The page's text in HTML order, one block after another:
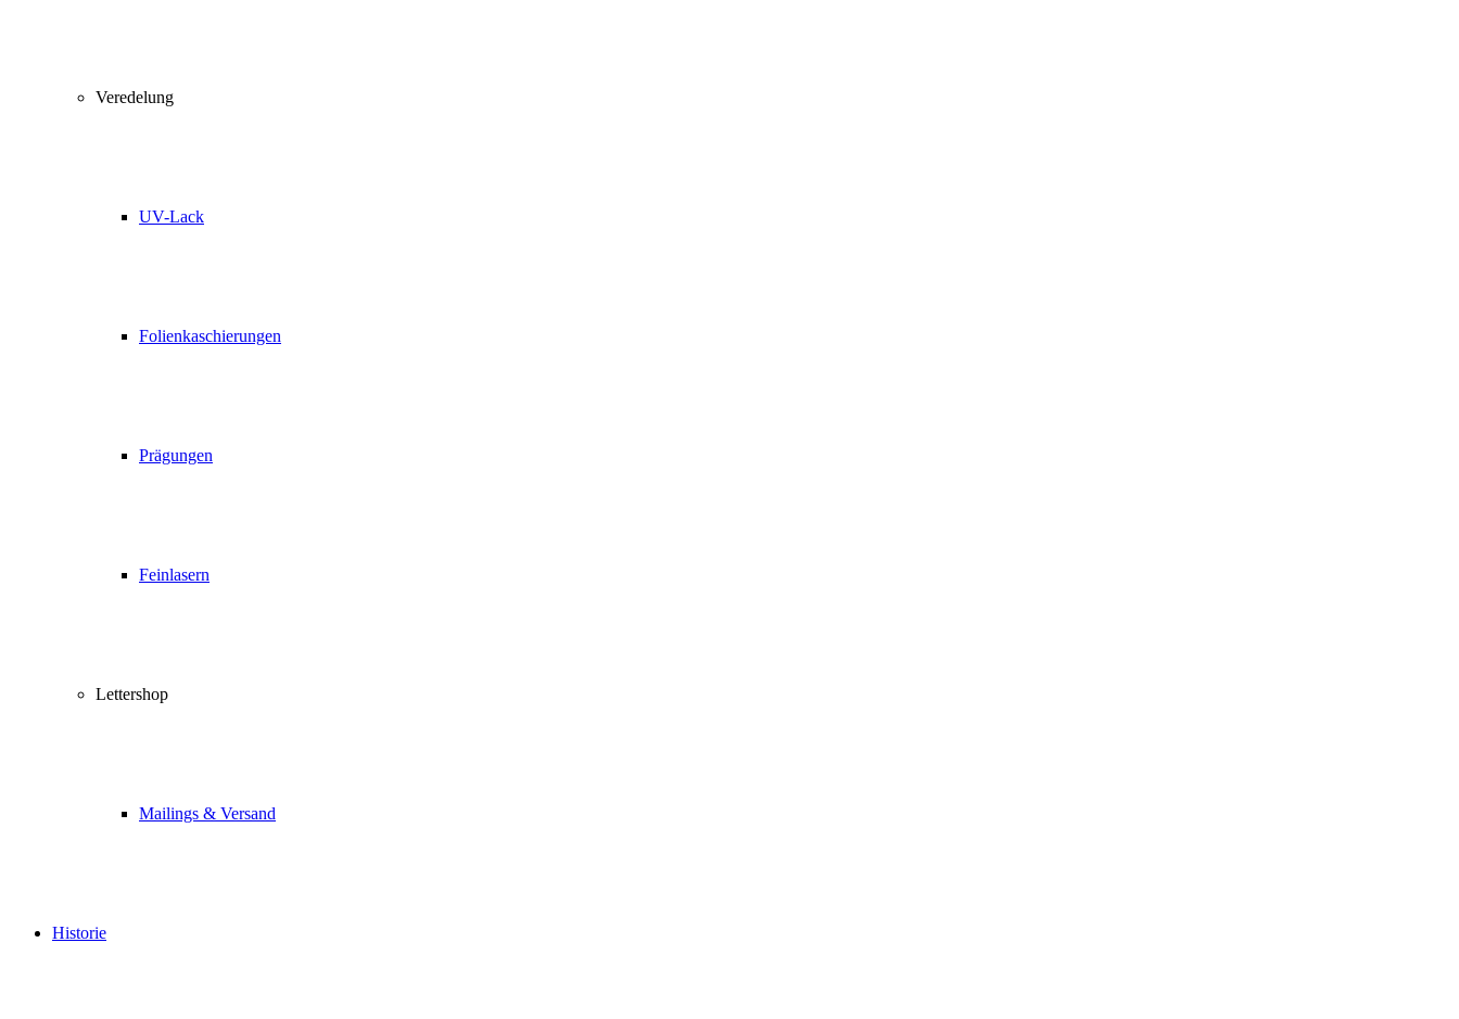
Veredelung
UV-Lack
Folienkaschierungen
Prägungen
Feinlasern
Lettershop
Mailings & Versand
Historie